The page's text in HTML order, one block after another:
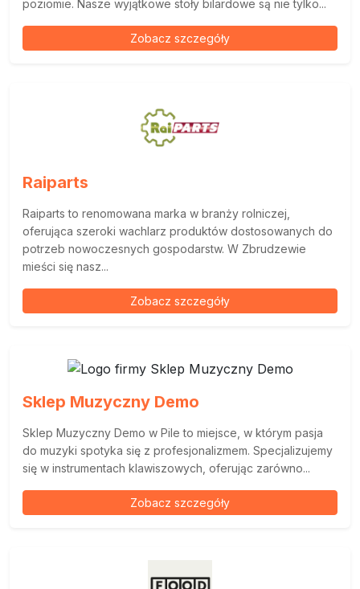
poziomie. Nasze wyjątkowe stoły bilardowe są nie tylko...
Zobacz szczegóły
Raiparts
Raiparts to renomowana marka w branży rolniczej,
oferująca szeroki wachlarz produktów dostosowanych do
potrzeb nowoczesnych gospodarstw. W Zbrudzewie
mieści się nasz...
Zobacz szczegóły
Sklep Muzyczny Demo
Sklep Muzyczny Demo w Pile to miejsce, w którym pasja
do muzyki spotyka się z profesjonalizmem. Specjalizujemy
się w instrumentach klawiszowych, oferując zarówno...
Zobacz szczegóły